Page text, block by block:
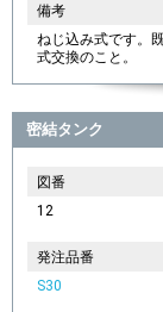
備考
ねじ込み式です。
式交換のこと。
密結タンク
図番
12
発注品番
S30